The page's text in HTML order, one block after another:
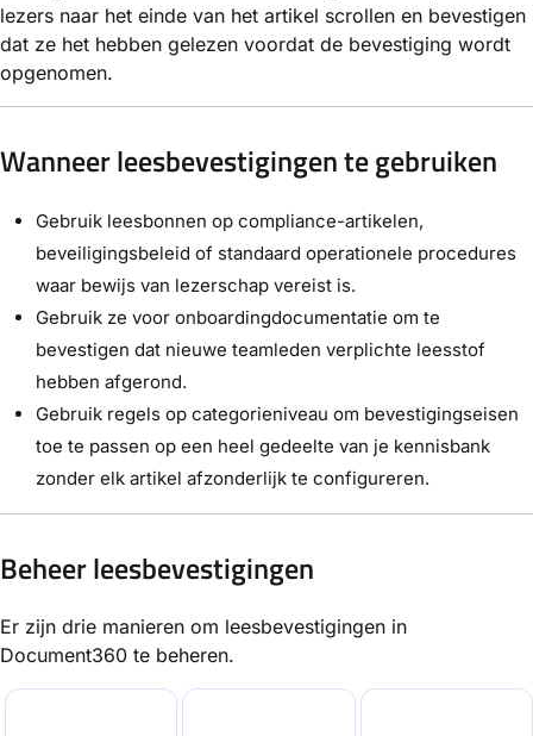
lezers naar het einde van het artikel scrollen en bevestigen
dat ze het hebben gelezen voordat de bevestiging wordt
opgenomen.
Wanneer leesbevestigingen te gebruiken
Gebruik leesbonnen op compliance-artikelen,
beveiligingsbeleid of standaard operationele procedures
waar bewijs van lezerschap vereist is.
Gebruik ze voor onboardingdocumentatie om te
bevestigen dat nieuwe teamleden verplichte leesstof
hebben afgerond.
Gebruik regels op categorieniveau om bevestigingseisen
toe te passen op een heel gedeelte van je kennisbank
zonder elk artikel afzonderlijk te configureren.
Beheer leesbevestigingen
Er zijn drie manieren om leesbevestigingen in
Document360 te beheren.